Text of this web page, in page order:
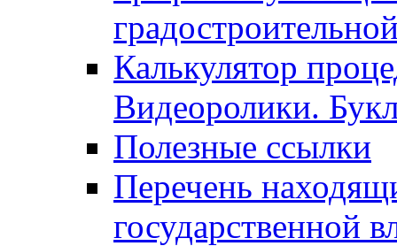
Калькулятор
Видеоролики.
Полезные ссылки
Перечень
государственной